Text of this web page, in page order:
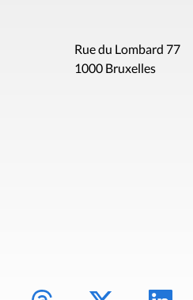
Rue du Lombard 77
1000 Bruxelles